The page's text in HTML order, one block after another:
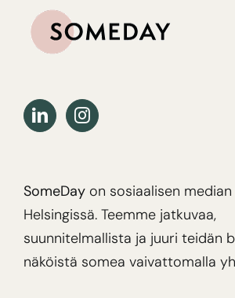
SomeDay on sosiaalisen
Helsingissä. Teemme jatkuvaa,
suunnitelmallista ja juuri teidän
näköistä somea vaivattomalla